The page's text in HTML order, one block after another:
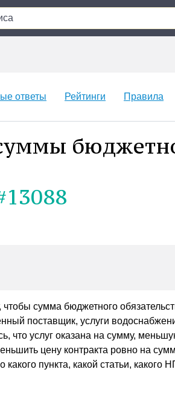
ответы Рейтинги Правила
сумма бюджетного
поставщик, услуги
что услуг оказана на сумму,
цену контракта ровно на
какого пункта, какой статьи,